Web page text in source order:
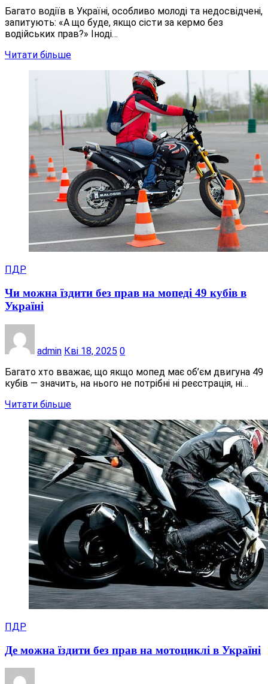
Багато водіїв в Україні, особливо молоді та недосвідчені,
запитують: «А що буде, якщо сісти за кермо без
водійських прав?» Іноді…
Читати більше
ПДР
Чи можна їздити без прав на мопеді 49 кубів в
Україні
admin Кві 18, 2025 0
Багато хто вважає, що якщо мопед має об’єм двигуна 49
кубів — значить, на нього не потрібні ні реєстрація, ні…
Читати більше
ПДР
Де можна їздити без прав на мотоциклі в Україні